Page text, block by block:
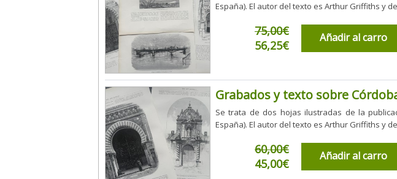
España). El autor del texto es Arthur Griffiths y
75,00€
56,25€
Añadir al carro
Grabados y texto sobre
Se trata de dos hojas ilustradas de la
España). El autor del texto es Arthur Griffiths y
60,00€
45,00€
Añadir al carro